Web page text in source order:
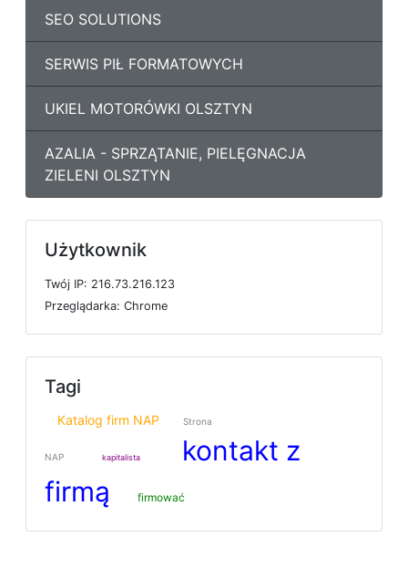
SEO SOLUTIONS
SERWIS PIŁ FORMATOWYCH
UKIEL MOTORÓWKI OLSZTYN
AZALIA - SPRZĄTANIE, PIELĘGNACJA
ZIELENI OLSZTYN
Użytkownik
Twój IP: 216.73.216.123
Przeglądarka: Chrome
Tagi
Katalog firm NAP Strona
NAP kapitalista
kontakt z
firmą
firmować